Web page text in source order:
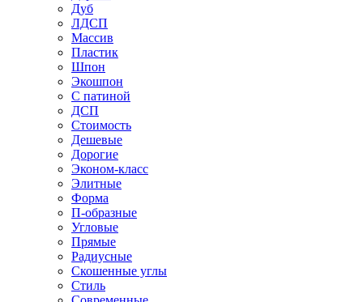
Дуб
ЛДСП
Массив
Пластик
Шпон
Экошпон
С патиной
ДСП
Стоимость
Дешевые
Дорогие
Эконом-класс
Элитные
Форма
П-образные
Угловые
Прямые
Радиусные
Скошенные углы
Стиль